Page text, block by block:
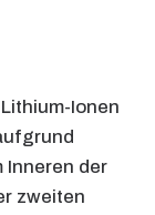
Ionen
Inneren der
zweiten